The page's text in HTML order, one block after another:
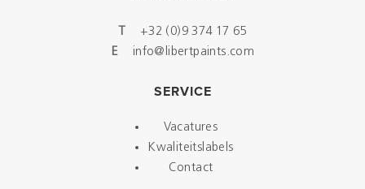
+32 (0)9 374 17 65
E info@libertpaints.com
SERVICE
Vacatures
Kwaliteitslabels
Contact